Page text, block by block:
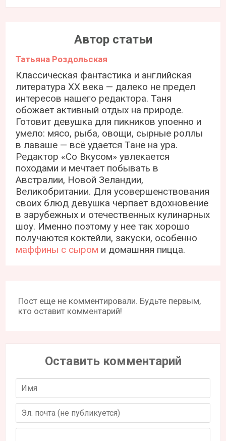
Автор статьи
Татьяна Роздольская
Классическая фантастика и английская
литература ХХ века — далеко не предел
интересов нашего редактора. Таня
обожает активный отдых на природе.
Готовит девушка для пикников упоенно и
умело: мясо, рыба, овощи, сырные роллы
в лаваше — всё удается Тане на ура.
Редактор «Со Вкусом» увлекается
походами и мечтает побывать в
Австралии, Новой Зеландии,
Великобритании. Для усовершенствования
своих блюд девушка черпает вдохновение
в зарубежных и отечественных кулинарных
шоу. Именно поэтому у нее так хорошо
получаются коктейли, закуски, особенно
маффины с сыром и домашняя пицца.
Пост еще не комментировали. Будьте первым,
кто оставит комментарий!
Оставить комментарий